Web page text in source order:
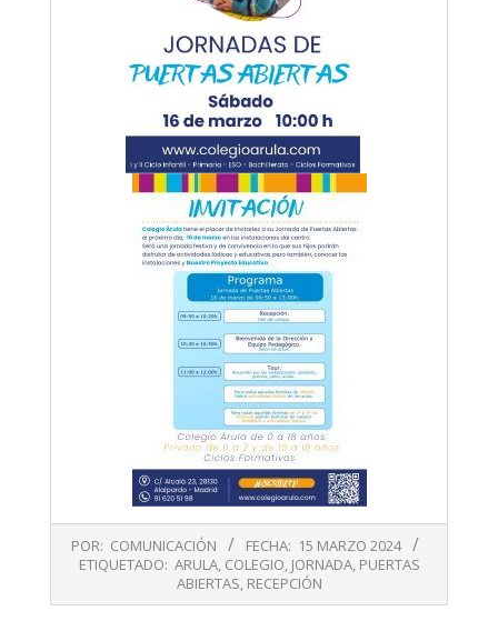
03-
POR: COMUNICACIÓN FECHA: 15 MARZO 2024
ETIQUETADO: ARULA, COLEGIO, JORNADA, PUERTAS
ABIERTAS, RECEPCIÓN